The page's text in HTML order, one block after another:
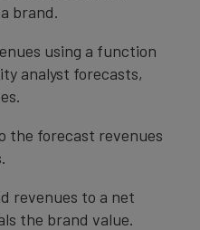
brand.
using a function
analyst forecasts,
the forecast revenues
revenues to a net
the brand value.